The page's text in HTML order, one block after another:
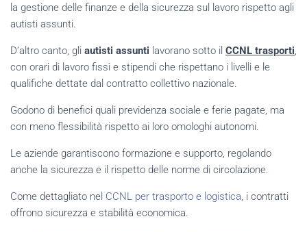
la gestione delle finanze e della sicurezza sul lavoro rispetto agli
autisti assunti.
D’altro canto, gli autisti assunti lavorano sotto il CCNL trasporti,
con orari di lavoro fissi e stipendi che rispettano i livelli e le
qualifiche dettate dal contratto collettivo nazionale.
Godono di benefici quali previdenza sociale e ferie pagate, ma
con meno flessibilità rispetto ai loro omologhi autonomi.
Le aziende garantiscono formazione e supporto, regolando
anche la sicurezza e il rispetto delle norme di circolazione.
Come dettagliato nel CCNL per trasporto e logistica, i contratti
offrono sicurezza e stabilità economica.